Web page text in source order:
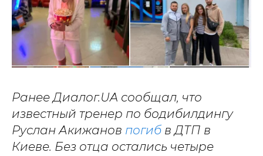
Ранее Диалог.UA сообщал, что
известный тренер по бодибилдингу
Руслан Акижанов погиб в ДТП в
Киеве. Без отца остались четыре